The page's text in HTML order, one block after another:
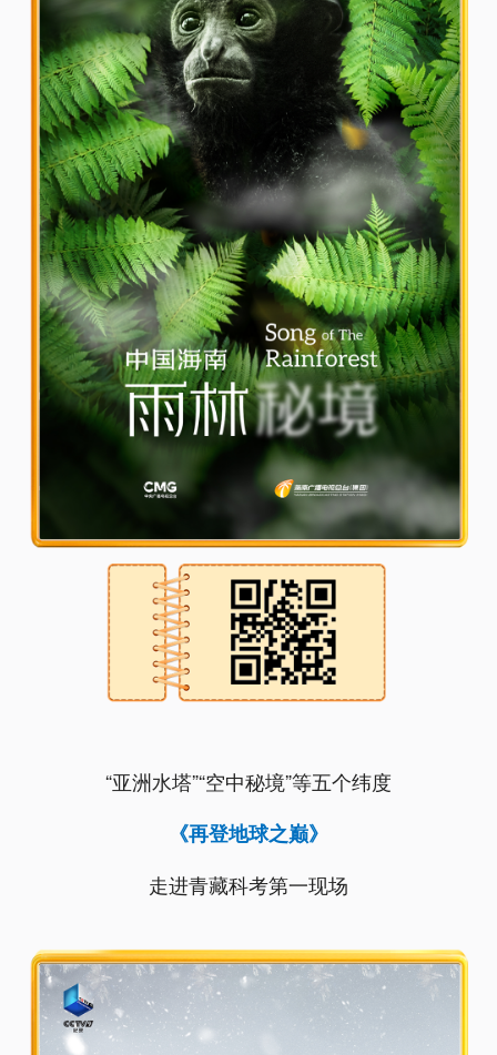
“亚洲水塔”“空中秘境”等五个纬度
《再登地球之巅》
走进青藏科考第一现场